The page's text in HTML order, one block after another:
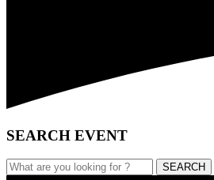
SEARCH EVENT